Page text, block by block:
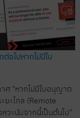
อไปหากไม่มีใบ
ศ "หากไม่มีใบอนุญาต
ยะไกล (Remote
วะนับจากนี้เป็นต้นไป"